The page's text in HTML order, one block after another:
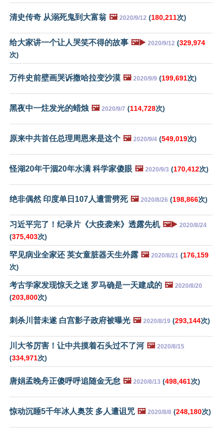
清史传奇 从溺死鬼到大富翁 🖼️ 2020/9/12 (180,211次)
给大家讲一个让人哭笑不得的故事 🖼️▶️ 2020/9/12 (329,974
次)
万件史前壁画哭诉撒哈拉变沙漠 🖼️ 2020/9/9 (199,691次)
黑夜中一炷发光的蜡烛 🖼️ 2020/9/7 (114,728次)
原来中共首任总理周恩来是这个 🖼️ 2020/9/4 (549,019次)
怪湖20年干涸20年水满 科学家傻眼 🖼️ 2020/9/3 (170,412次)
绝非偶然 印度单日107人遭雷劈死 🖼️ 2020/8/26 (198,866次)
习近平完了！纪录片《大疫袭来》透露先机 🖼️▶️ 2020/8/24
(375,403次)
罕见病业全家还 英女童脏器天生外露 🖼️ 2020/8/21 (176,159
次)
考古学家发现惊天之迷 罗马确是一天建成的 🖼️ 2020/8/20
(203,800次)
刺杀川普未遂 白宫影子政府被曝光 🖼️ 2020/8/19 (293,144次)
川大爷厉害！让中共摸着石头过不了河 🖼️ 2020/8/15
(334,971次)
唐娟孟晚舟正傻呼呼追随金无怠 🖼️ 2020/8/13 (498,461次)
惊动沉睡5千年冰人奥茨 多人遭诅咒 🖼️ 2020/8/8 (248,180次)